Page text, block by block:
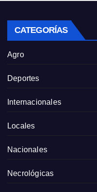
CATEGORÍAS
Agro
Deportes
Internacionales
Locales
Nacionales
Necrológicas